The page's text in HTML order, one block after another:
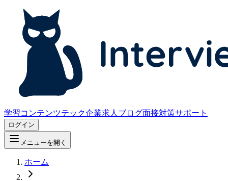
学習コンテンツテック企業求人 ブログ面接対策サポート
ログイン
メニューを開く
ホーム